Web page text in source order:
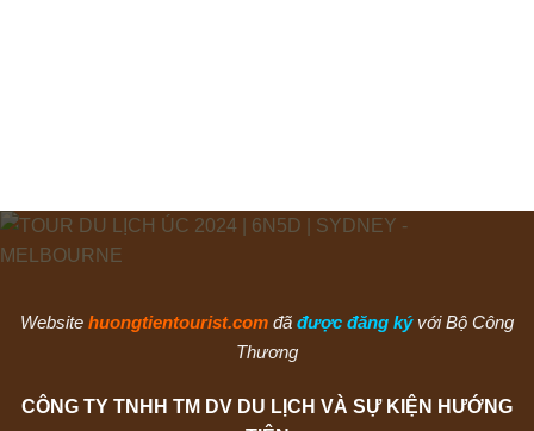
Website huongtientourist.com đã được đăng ký với Bộ Công
Thương
CÔNG TY TNHH TM DV DU LỊCH VÀ SỰ KIỆN HƯỚNG